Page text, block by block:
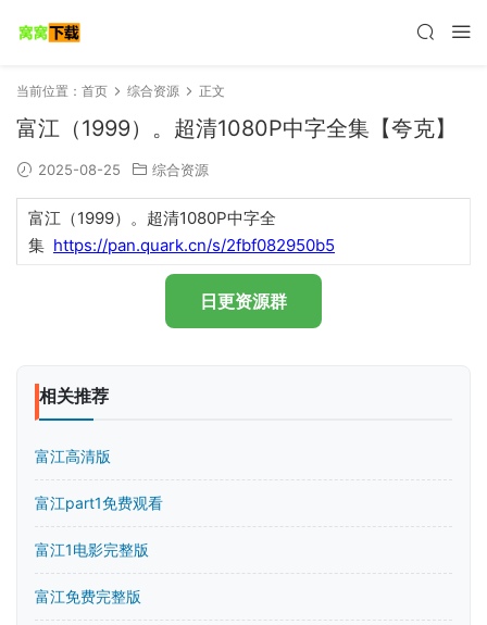
当前位置： 首页 综合资源 正文
富江（1999）。超清1080P中字全集【夸克】
2025-08-25 综合资源
富江（1999）。超清1080P中字全
集 https://pan.quark.cn/s/2fbf082950b5
日更资源群
相关推荐
富江高清版
富江part1免费观看
富江1电影完整版
富江免费完整版